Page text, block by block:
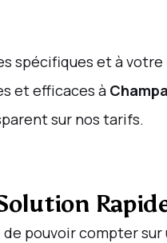
spécifiques et à
et efficaces à
sur nos tarifs.
pouvoir compter